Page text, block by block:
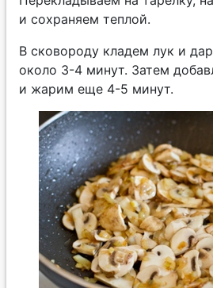
и сохраняем теплой.
В сковороду кладем лук и
около 3-4 минут. Затем
и жарим еще 4-5 минут.